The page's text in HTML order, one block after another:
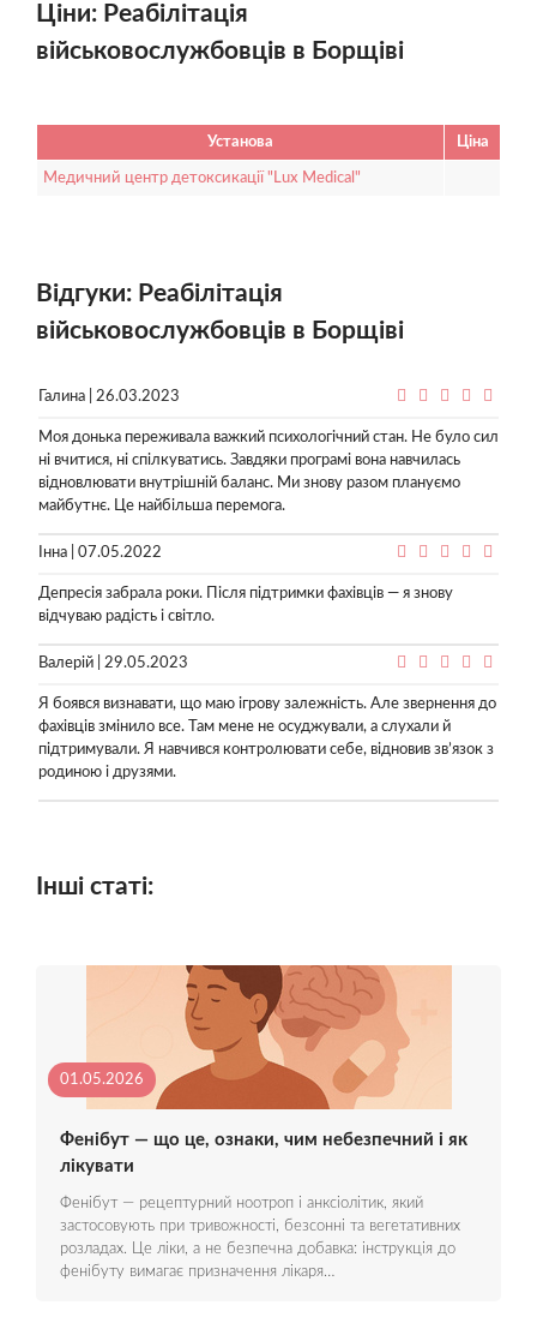
Ціни: Реабілітація
військовослужбовців в Борщіві
Установа Ціна
Медичний центр детоксикації "Lux Medical"
Відгуки: Реабілітація
військовослужбовців в Борщіві
Галина | 26.03.2023
Моя донька переживала важкий психологічний стан. Не було сил
ні вчитися, ні спілкуватись. Завдяки програмі вона навчилась
відновлювати внутрішній баланс. Ми знову разом плануємо
майбутнє. Це найбільша перемога.
Інна | 07.05.2022
Депресія забрала роки. Після підтримки фахівців — я знову
відчуваю радість і світло.
Валерій | 29.05.2023
Я боявся визнавати, що маю ігрову залежність. Але звернення до
фахівців змінило все. Там мене не осуджували, а слухали й
підтримували. Я навчився контролювати себе, відновив зв’язок з
родиною і друзями.
Інші статі:
01.05.2026
Фенібут — що це, ознаки, чим небезпечний і як
лікувати
Фенібут — рецептурний ноотроп і анксіолітик, який
застосовують при тривожності, безсонні та вегетативних
розладах. Це ліки, а не безпечна добавка: інструкція до
фенібуту вимагає призначення лікаря…